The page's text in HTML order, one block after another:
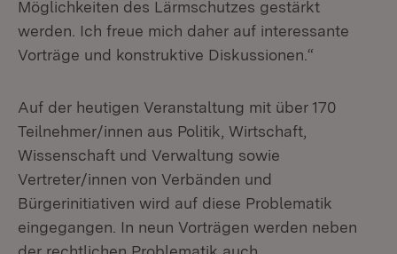
Möglichkeiten des Lärmschutzes gestärkt
werden. Ich freue mich daher auf interessante
Vorträge und konstruktive Diskussionen.“
Auf der heutigen Veranstaltung mit über 170
Teilnehmer/innen aus Politik, Wirtschaft,
Wissenschaft und Verwaltung sowie
Vertreter/innen von Verbänden und
Bürgerinitiativen wird auf diese Problematik
eingegangen. In neun Vorträgen werden neben